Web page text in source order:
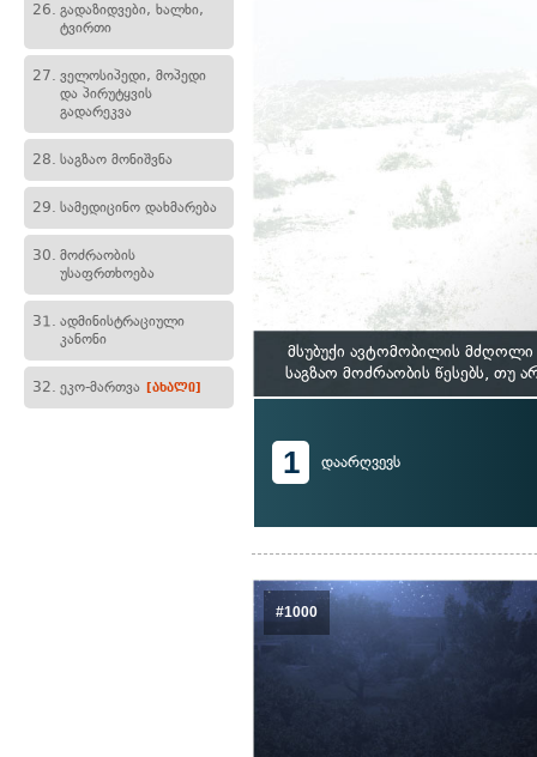
26. გადაზიდვები, ხალხი,
ტვირთი
27. ველოსიპედი, მოპედი
და პირუტყვის
გადარეკვა
28. საგზაო მონიშვნა
29. სამედიცინო დახმარება
30. მოძრაობის
უსაფრთხოება
31. ადმინისტრაციული
კანონი
32. ეკო-მართვა [ახალი]
მსუბუქი ავტომობილის მძღოლი
საგზაო მოძრაობის წესებს, თუ
1 დაარღვევს
#1000